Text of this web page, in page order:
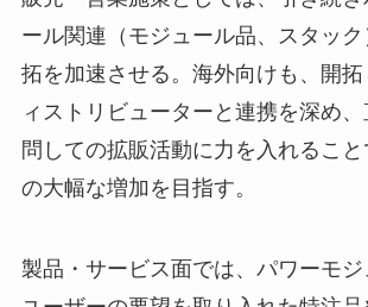
ール関連（モジュール品、スタッ
拓を加速させる。海外向けも、開
ィストリビューターと連携を深め
問しての拡販活動に力を入れるこ
の大幅な増加を目指す。
製品・サービス面では、パワーモ